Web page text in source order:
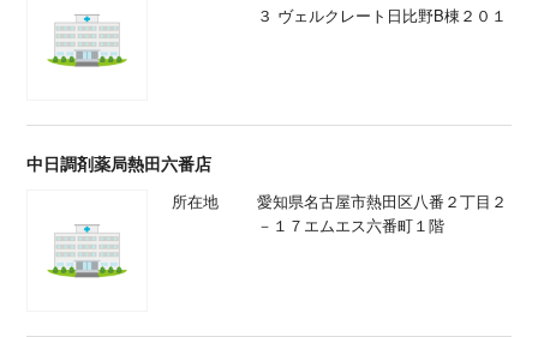
３ ヴェルクレート日比野B棟２０１
中日調剤薬局熱田六番店
所在地
愛知県名古屋市熱田区八番２丁目２
－１７エムエス六番町１階